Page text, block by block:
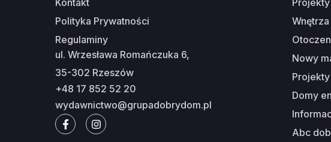
Kontakt
Polityka Prywatności
Regulaminy
ul. Wrzesława Romańczuka 6,
35-302 Rzeszów
+48 17 852 52 20
wydawnictwo@grupadobrydom.pl
Nowy
Domy
Abc